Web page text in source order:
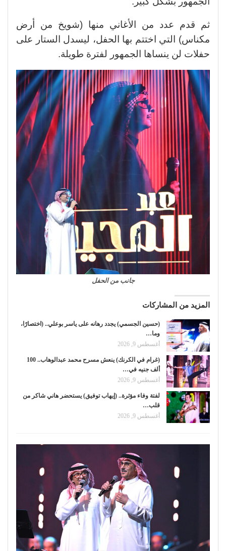
ثم قدم عدد من الأغاني منها (شويخ من أرض
مكناس) التي اختتم بها الحفل، ليسدل الستار على
حفلات لن ينساها الجمهور لفترة طويلة.
جانب من الحفل
المزيد من المشاركات
(حسين الجسمي) يجدد رهانه على ياسر بوعلي.. (اختصارًا،
وما…
أغسطس 9, 2026
(غرام في الكرنك) ينعش مسرح محمد عبدالوهاب.. 100
ألف جنيه في…
أغسطس 9, 2026
لفتة وفاء مؤثرة.. (إيهاب توفيق) يستحضر هاني شاكر من
قلب…
أغسطس 9, 2026